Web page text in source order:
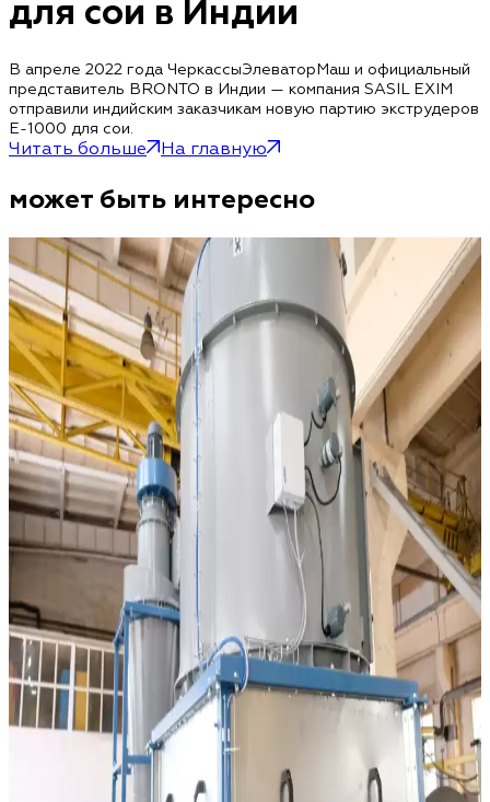
для сои в Индии
В апреле 2022 года ЧеркассыЭлеваторМаш и официальный
представитель BRONTO в Индии — компания SASIL EXIM
отправили индийским заказчикам новую партию экструдеров
Е-1000 для сои.
Читать больше На главную
может быть интересно